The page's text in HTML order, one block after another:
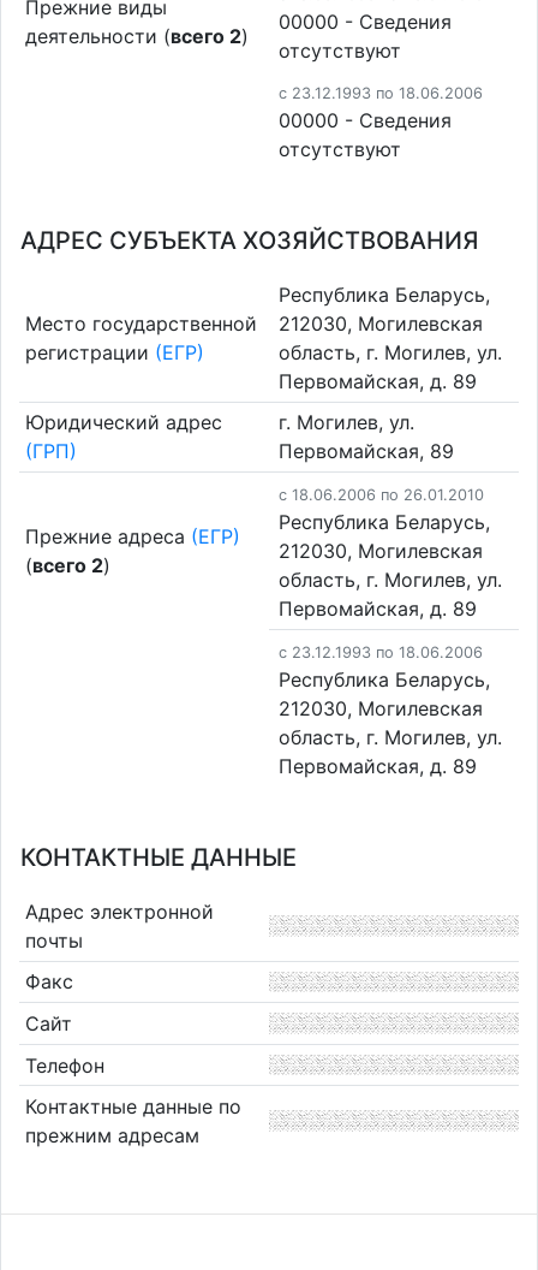
Прежние виды
деятельности (всего 2)
00000 - Cведения
отсутствуют
c 23.12.1993 по 18.06.2006
00000 - Cведения
отсутствуют
АДРЕС СУБЪЕКТА ХОЗЯЙСТВОВАНИЯ
Место государственной
регистрации (ЕГР)
Республика Беларусь,
212030, Могилевская
область, г. Могилев, ул.
Первомайская, д. 89
Юридический адрес
(ГРП)
г. Могилев, ул.
Первомайская, 89
Прежние адреса (ЕГР)
(всего 2)
c 18.06.2006 по 26.01.2010
Республика Беларусь,
212030, Могилевская
область, г. Могилев, ул.
Первомайская, д. 89
c 23.12.1993 по 18.06.2006
Республика Беларусь,
212030, Могилевская
область, г. Могилев, ул.
Первомайская, д. 89
КОНТАКТНЫЕ ДАННЫЕ
Адрес электронной
почты
Факс
Сайт
Телефон
Контактные данные по
прежним адресам